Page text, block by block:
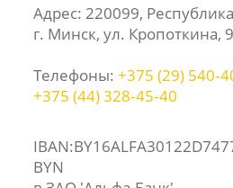
Адрес: 220099,
г. Минск, ул. Кропоткина,
Телефоны: +375 (29)
+375 (44) 328‑45‑40
BYN